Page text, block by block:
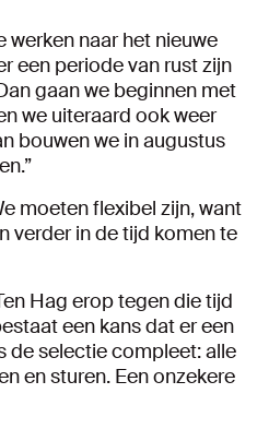
naar het nieuwe
een periode van rust zijn
gaan we beginnen met
we uiteraard ook weer
bouwen we in augustus
moeten flexibel zijn, want
verder in de tijd komen te
Hag erop tegen die tijd
een kans dat er een
de selectie compleet: alle
en sturen. Een onzekere